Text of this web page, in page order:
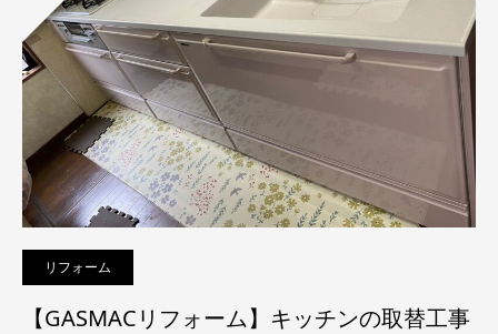
リフォーム
【GASMACリフォーム】キッチンの取替工事